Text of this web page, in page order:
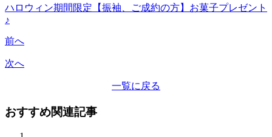
ハロウィン期間限定【振袖、ご成約の方】お菓子プレゼント
♪
前へ
次へ
一覧に戻る
おすすめ関連記事